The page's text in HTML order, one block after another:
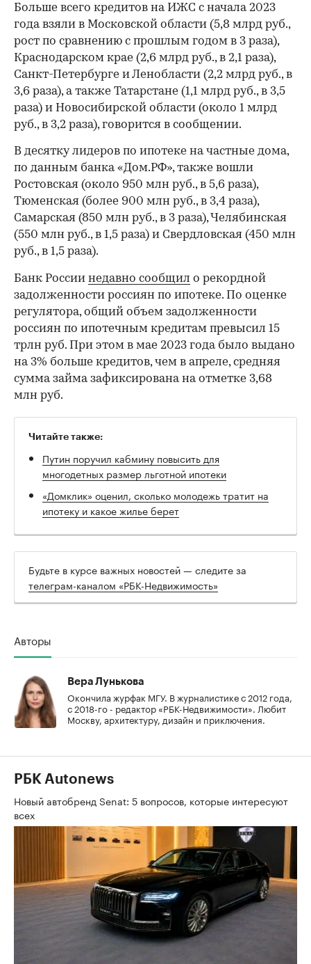
Больше всего кредитов на ИЖС с начала 2023
года взяли в Московской области (5,8 млрд руб.,
рост по сравнению с прошлым годом в 3 раза),
Краснодарском крае (2,6 млрд руб., в 2,1 раза),
Санкт-Петербурге и Ленобласти (2,2 млрд руб., в
3,6 раза), а также Татарстане (1,1 млрд руб., в 3,5
раза) и Новосибирской области (около 1 млрд
руб., в 3,2 раза), говорится в сообщении.
В десятку лидеров по ипотеке на частные дома,
по данным банка «Дом.РФ», также вошли
Ростовская (около 950 млн руб., в 5,6 раза),
Тюменская (более 900 млн руб., в 3,4 раза),
Самарская (850 млн руб., в 3 раза), Челябинская
(550 млн руб., в 1,5 раза) и Свердловская (450 млн
руб., в 1,5 раза).
Банк России недавно сообщил о рекордной
задолженности россиян по ипотеке. По оценке
регулятора, общий объем задолженности
россиян по ипотечным кредитам превысил 15
трлн руб. При этом в мае 2023 года было выдано
на 3% больше кредитов, чем в апреле, средняя
сумма займа зафиксирована на отметке 3,68
млн руб.
Читайте также:
Путин поручил кабмину повысить для
многодетных размер льготной ипотеки
«Домклик» оценил, сколько молодежь тратит на
ипотеку и какое жилье берет
Будьте в курсе важных новостей — следите за
телеграм-каналом «РБК-Недвижимость»
Авторы
Вера Лунькова
Окончила журфак МГУ. В журналистике с 2012 года,
с 2018-го - редактор «РБК-Недвижимости». Любит
Москву, архитектуру, дизайн и приключения.
РБК Autonews
Новый автобренд Senat: 5 вопросов, которые интересуют
всех